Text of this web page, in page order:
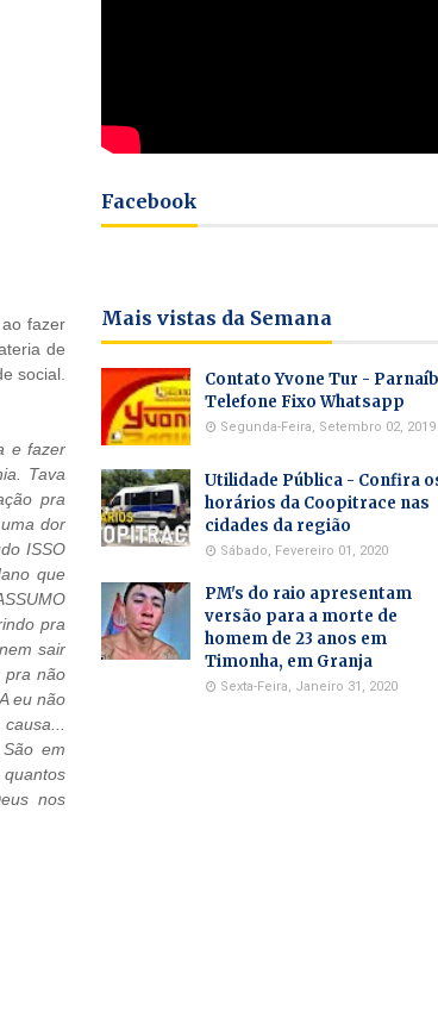
fazer
de
social.
e fazer
Tava
pra
dor
ISSO
que
pra
sair
pra não
eu não
em
nos
Facebook
Mais vistas da Semana
Contato Yvone Tur -
Telefone Fixo Whatsapp
Segunda-Feira, Setembro 02, 2019
Utilidade Pública - Confira
horários da Coopitrace nas
cidades da região
Sábado, Fevereiro 01, 2020
PM's do raio apresentam
versão para a morte de
homem de 23 anos em
Timonha, em Granja
Sexta-Feira, Janeiro 31, 2020